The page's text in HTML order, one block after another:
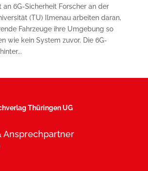
an 6G-Sicherheit Forscher an der
(TU) Ilmenau arbeiten daran,
Fahrzeuge ihre Umgebung so
wie kein System zuvor. Die 6G-
Thüringen UG
Ansprechpartner